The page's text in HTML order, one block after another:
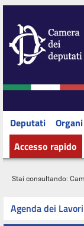
Deputati
Accesso rapido
Stai consultando:
Agenda dei Lavori